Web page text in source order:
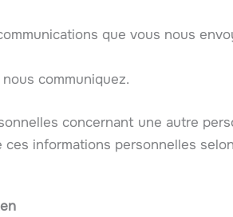
que vous nous
communiquez.
concernant une autre
informations personnelles